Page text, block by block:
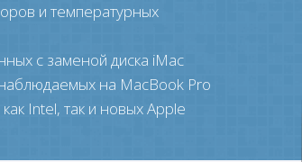
и температурных
с заменой диска iMac
на MacBook Pro
Intel, так и новых Apple